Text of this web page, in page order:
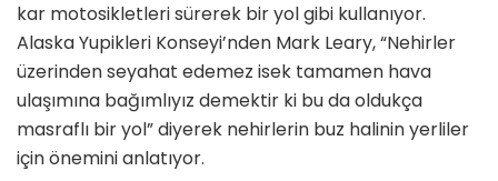
kar motosikletleri sürerek bir yol gibi kullanıyor.
Alaska Yupikleri Konseyi’nden Mark Leary, “Nehirler
üzerinden seyahat edemez isek tamamen hava
ulaşımına bağımlıyız demektir ki bu da oldukça
masraflı bir yol” diyerek nehirlerin buz halinin yerliler
için önemini anlatıyor.